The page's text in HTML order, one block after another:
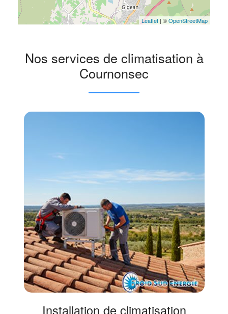
Leaflet | ©OpenStreetMap
Nos services de climatisation à
Cournonsec
Installation de climatisation